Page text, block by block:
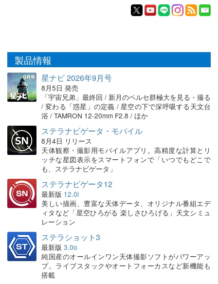
製品情報
星ナビ 2026年9月号
8月5日 発売
「宇宙兄弟」最終回 / 新月のペルセ群極大を見る・撮る
/ 変わる「惑星」の定義 / 星空の下で深呼吸する天文台
浴 / TAMRON 12-20mm F2.8 / ほか
ステラナビゲータ・モバイル
8月4日 リリース
天体観察・撮影用モバイルアプリ。高精度な計算とリ
ッチな星図表示をスマートフォンで「いつでもどこで
も、ステラナビゲータ」
ステラナビゲータ12
最新版 12.0i
美しい描画、豊富な天体データ、オリジナル番組エデ
ィタなど「星空ひろがる 楽しさひろげる」天文シミュ
レーション
ステラショット3
最新版 3.0o
純国産のオールインワン天体撮影ソフトがパワーアッ
プ。ライブスタックやオートフォーカスなど新機能も
搭載